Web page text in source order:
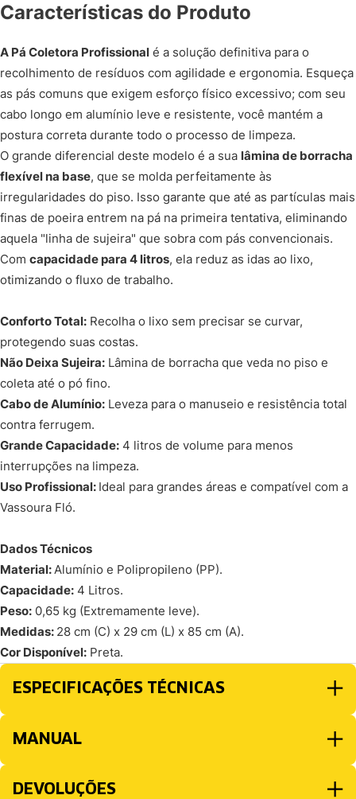
Características do Produto
A Pá Coletora Profissional é a solução definitiva para o
recolhimento de resíduos com agilidade e ergonomia. Esqueça
as pás comuns que exigem esforço físico excessivo; com seu
cabo longo em alumínio leve e resistente, você mantém a
postura correta durante todo o processo de limpeza.
O grande diferencial deste modelo é a sua lâmina de borracha
flexível na base, que se molda perfeitamente às
irregularidades do piso. Isso garante que até as partículas mais
finas de poeira entrem na pá na primeira tentativa, eliminando
aquela "linha de sujeira" que sobra com pás convencionais.
Com capacidade para 4 litros, ela reduz as idas ao lixo,
otimizando o fluxo de trabalho.
Conforto Total: Recolha o lixo sem precisar se curvar,
protegendo suas costas.
Não Deixa Sujeira: Lâmina de borracha que veda no piso e
coleta até o pó fino.
Cabo de Alumínio: Leveza para o manuseio e resistência total
contra ferrugem.
Grande Capacidade: 4 litros de volume para menos
interrupções na limpeza.
Uso Profissional: Ideal para grandes áreas e compatível com a
Vassoura Fló.
Dados Técnicos
Material:Alumínio e Polipropileno (PP).
Capacidade: 4 Litros.
Peso: 0,65 kg (Extremamente leve).
Medidas: 28 cm (C) x 29 cm (L) x 85 cm (A).
Cor Disponível: Preta.
ESPECIFICAÇÕES TÉCNICAS
MANUAL
DEVOLUÇÕES